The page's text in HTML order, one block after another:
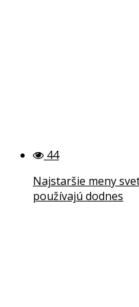
44
Najstaršie meny
používajú dodnes